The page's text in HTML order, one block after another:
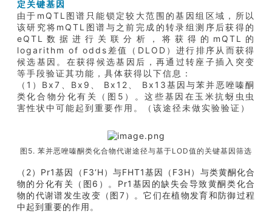
定关键基因
由于mQTL图谱只能锁定较大范围的基因组区域，所以
该研究将mQTL图谱与之前完成的转录组测序后获得的
eQTL数据进行关联分析，将获得的mQTL的
logarithm of odds差值（DLOD）进行排序从而获得
候选基因。在获得候选基因后，再通过转座子插入突变
等手段验证其功能，具体获得以下信息：
（1）Bx7、Bx9、 Bx12、 Bx13基因与苯并恶唑嗪酮
类化合物分化有关（图5）。这些基因在玉米抗蚜虫虫
害性状中可能起到重要作用。（该途径未做实验验证）
图5. 苯并恶唑嗪酮类化合物代谢途径与基于LOD值的关键基因筛选
（2）Pr1基因（F3‘H）与FHT1基因（F3H）与类黄酮化合
物的分化有关（图6）。Pr1基因的缺失会导致黄酮类化合
物的代谢谱发生改变（图7）。它们在植物发育和防御过程
中起到重要的作用。